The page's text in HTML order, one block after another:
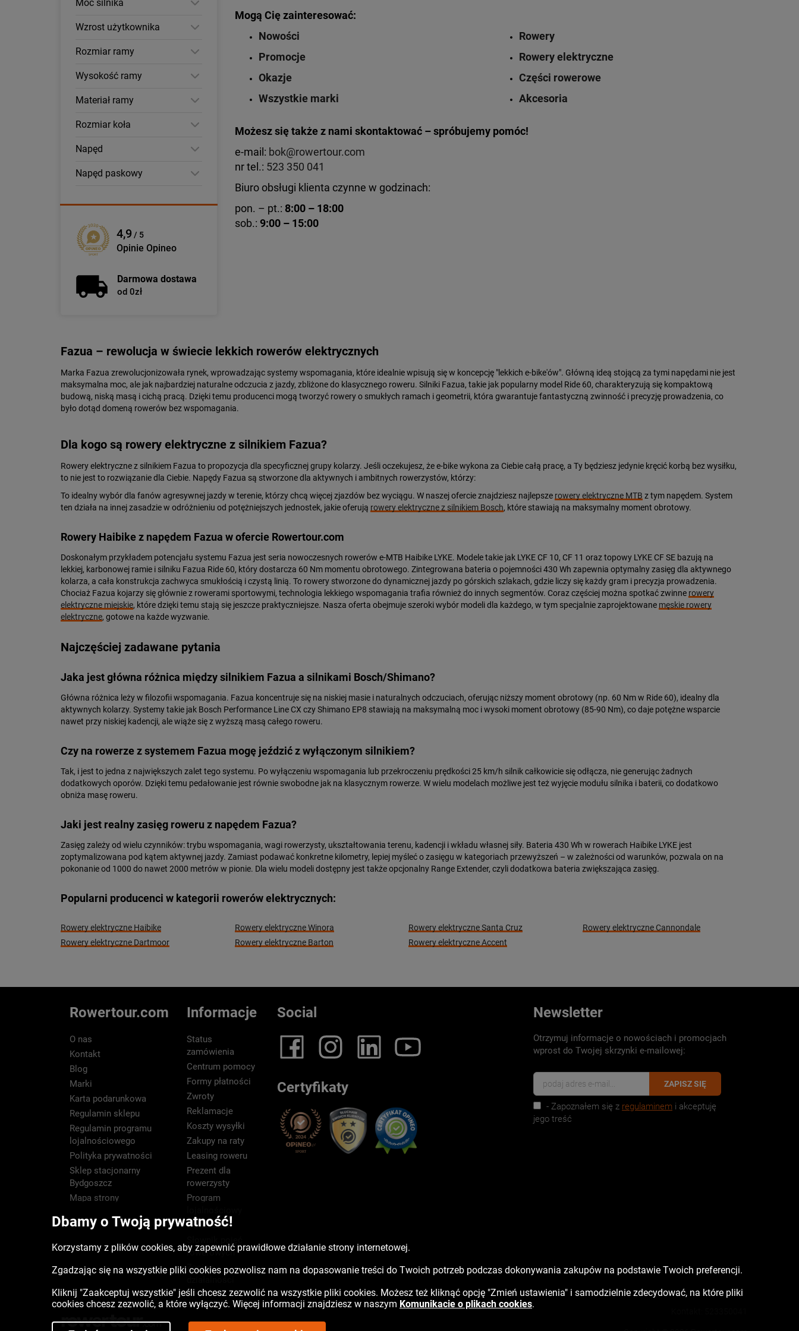
Moc silnika
Wzrost użytkownika
Rozmiar ramy
Wysokość ramy
Materiał ramy
Rozmiar koła
Napęd
Napęd paskowy
4,9 / 5
Opinie Opineo
Darmowa dostawa
od 0zł
Mogą Cię zainteresować:
Nowości
Promocje
Okazje
Wszystkie marki
Rowery
Rowery elektryczne
Części rowerowe
Akcesoria
Możesz się także z nami skontaktować – spróbujemy pomóc!
e-mail: bok@rowertour.com
nr tel.: 523 350 041
Biuro obsługi klienta czynne w godzinach:
pon. – pt.: 8:00 – 18:00
sob.: 9:00 – 15:00
Fazua – rewolucja w świecie lekkich rowerów elektrycznych
Marka Fazua zrewolucjonizowała rynek, wprowadzając systemy wspomagania, które idealnie wpisują się w koncepcję "lekkich e-bike'ów". Główną ideą stojącą za tymi napędami nie jest
maksymalna moc, ale jak najbardziej naturalne odczucia z jazdy, zbliżone do klasycznego roweru. Silniki Fazua, takie jak popularny model Ride 60, charakteryzują się kompaktową
budową, niską masą i cichą pracą. Dzięki temu producenci mogą tworzyć rowery o smukłych ramach i geometrii, która gwarantuje fantastyczną zwinność i precyzję prowadzenia, co
było dotąd domeną rowerów bez wspomagania.
Dla kogo są rowery elektryczne z silnikiem Fazua?
Rowery elektryczne z silnikiem Fazua to propozycja dla specyficznej grupy kolarzy. Jeśli oczekujesz, że e-bike wykona za Ciebie całą pracę, a Ty będziesz jedynie kręcić korbą bez wysiłku,
to nie jest to rozwiązanie dla Ciebie. Napędy Fazua są stworzone dla aktywnych i ambitnych rowerzystów, którzy:
To idealny wybór dla fanów agresywnej jazdy w terenie, którzy chcą więcej zjazdów bez wyciągu. W naszej ofercie znajdziesz najlepsze rowery elektryczne MTB z tym napędem. System
ten działa na innej zasadzie w odróżnieniu od potężniejszych jednostek, jakie oferują rowery elektryczne z silnikiem Bosch, które stawiają na maksymalny moment obrotowy.
Rowery Haibike z napędem Fazua w ofercie Rowertour.com
Doskonałym przykładem potencjału systemu Fazua jest seria nowoczesnych rowerów e-MTB Haibike LYKE. Modele takie jak LYKE CF 10, CF 11 oraz topowy LYKE CF SE bazują na
lekkiej, karbonowej ramie i silniku Fazua Ride 60, który dostarcza 60 Nm momentu obrotowego. Zintegrowana bateria o pojemności 430 Wh zapewnia optymalny zasięg dla aktywnego
kolarza, a cała konstrukcja zachwyca smukłością i czystą linią. To rowery stworzone do dynamicznej jazdy po górskich szlakach, gdzie liczy się każdy gram i precyzja prowadzenia.
Chociaż Fazua kojarzy się głównie z rowerami sportowymi, technologia lekkiego wspomagania trafia również do innych segmentów. Coraz częściej można spotkać zwinne rowery
elektryczne miejskie, które dzięki temu stają się jeszcze praktyczniejsze. Nasza oferta obejmuje szeroki wybór modeli dla każdego, w tym specjalnie zaprojektowane męskie rowery
elektryczne, gotowe na każde wyzwanie.
Najczęściej zadawane pytania
Jaka jest główna różnica między silnikiem Fazua a silnikami Bosch/Shimano?
Główna różnica leży w filozofii wspomagania. Fazua koncentruje się na niskiej masie i naturalnych odczuciach, oferując niższy moment obrotowy (np. 60 Nm w Ride 60), idealny dla
aktywnych kolarzy. Systemy takie jak Bosch Performance Line CX czy Shimano EP8 stawiają na maksymalną moc i wysoki moment obrotowy (85-90 Nm), co daje potężne wsparcie
nawet przy niskiej kadencji, ale wiąże się z wyższą masą całego roweru.
Czy na rowerze z systemem Fazua mogę jeździć z wyłączonym silnikiem?
Tak, i jest to jedna z największych zalet tego systemu. Po wyłączeniu wspomagania lub przekroczeniu prędkości 25 km/h silnik całkowicie się odłącza, nie generując żadnych
dodatkowych oporów. Dzięki temu pedałowanie jest równie swobodne jak na klasycznym rowerze. W wielu modelach możliwe jest też wyjęcie modułu silnika i baterii, co dodatkowo
obniża masę roweru.
Jaki jest realny zasięg roweru z napędem Fazua?
Zasięg zależy od wielu czynników: trybu wspomagania, wagi rowerzysty, ukształtowania terenu, kadencji i wkładu własnej siły. Bateria 430 Wh w rowerach Haibike LYKE jest
zoptymalizowana pod kątem aktywnej jazdy. Zamiast podawać konkretne kilometry, lepiej myśleć o zasięgu w kategoriach przewyższeń – w zależności od warunków, pozwala on na
pokonanie od 1000 do nawet 2000 metrów w pionie. Dla wielu modeli dostępny jest także opcjonalny Range Extender, czyli dodatkowa bateria zwiększająca zasięg.
Popularni producenci w kategorii rowerów elektrycznych:
Rowery elektryczne Haibike Rowery elektryczne Winora Rowery elektryczne Santa Cruz
Rowery elektryczne Cannondale
Rowery elektryczne Dartmoor
Rowery elektryczne Barton Rowery elektryczne Accent
Rowertour.com
O nas
Kontakt
Blog
Marki
Karta podarunkowa
Regulamin sklepu
Regulamin programu
lojalnościowego
Polityka prywatności
Sklep stacjonarny
Bydgoszcz
Mapa strony
Informacje
Status
zamówienia
Centrum pomocy
Formy płatności
Zwroty
Reklamacje
Koszty wysyłki
Zakupy na raty
Leasing roweru
Prezent dla
rowerzysty
Program
Newsletter
rowerowych
Zasięg
Social
Certyfikaty
Newsletter
Otrzymuj informacje o nowościach i promocjach
wprost do Twojej skrzynki e-mailowej:
ZAPISZ SIĘ
- Zapoznałem się z regulaminem i akceptuję
jego treść
Dbamy o Twoją prywatność!
Korzystamy z plików cookies, aby zapewnić prawidłowe działanie strony internetowej.
Zgadzając się na wszystkie pliki cookies pozwolisz nam na dopasowanie treści do Twoich potrzeb podczas dokonywania zakupów na podstawie Twoich preferencji.
Kliknij "Zaakceptuj wszystkie" jeśli chcesz zezwolić na wszystkie pliki cookies. Możesz też kliknąć opcję "Zmień ustawienia" i samodzielnie zdecydować, na które pliki
cookies chcesz zezwolić, a które wyłączyć. Więcej informacji znajdziesz w naszym Komunikacie o plikach cookies.